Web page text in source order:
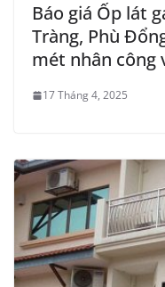
Báo giá Ốp lát
Tràng, Phù
mét nhân công
17 Tháng 4, 2025